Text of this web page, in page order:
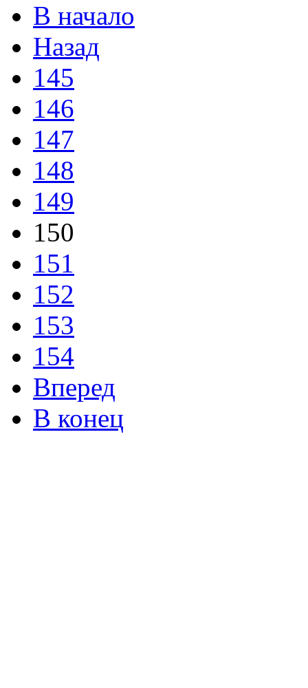
В начало
Назад
145
146
147
148
149
150
151
152
153
154
Вперед
В конец